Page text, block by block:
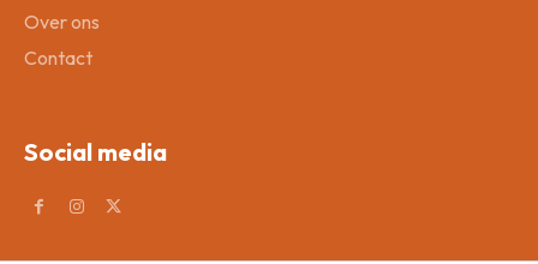
Over ons
Contact
Social media